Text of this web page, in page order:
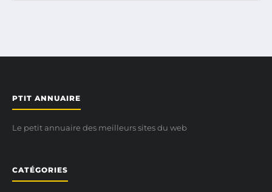
PTIT ANNUAIRE
Le petit annuaire des meilleurs sites du web
CATÉGORIES